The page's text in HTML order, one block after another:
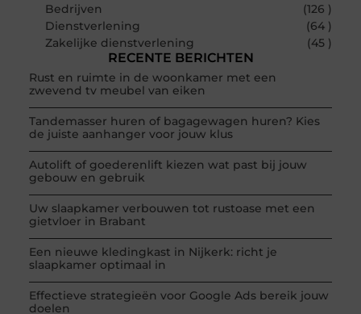
Bedrijven
(126 )
Dienstverlening
(64 )
Zakelijke dienstverlening
(45 )
RECENTE BERICHTEN
Rust en ruimte in de woonkamer met een
zwevend tv meubel van eiken
Tandemasser huren of bagagewagen huren? Kies
de juiste aanhanger voor jouw klus
Autolift of goederenlift kiezen wat past bij jouw
gebouw en gebruik
Uw slaapkamer verbouwen tot rustoase met een
gietvloer in Brabant
Een nieuwe kledingkast in Nijkerk: richt je
slaapkamer optimaal in
Effectieve strategieën voor Google Ads bereik jouw
doelen